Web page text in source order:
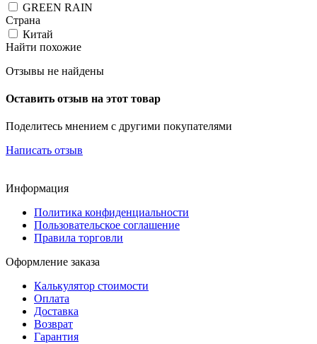
GREEN RAIN
Страна
Китай
Найти похожие
Отзывы не найдены
Оставить отзыв на этот товар
Поделитесь мнением с другими покупателями
Написать отзыв
Информация
Политика конфиденциальности
Пользовательское соглашение
Правила торговли
Оформление заказа
Калькулятор стоимости
Оплата
Доставка
Возврат
Гарантия